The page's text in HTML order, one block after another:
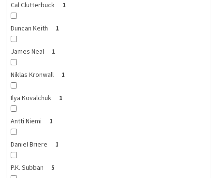
Cal Clutterbuck 1
Duncan Keith 1
James Neal 1
Niklas Kronwall 1
Ilya Kovalchuk 1
Antti Niemi 1
Daniel Briere 1
P.K. Subban 5